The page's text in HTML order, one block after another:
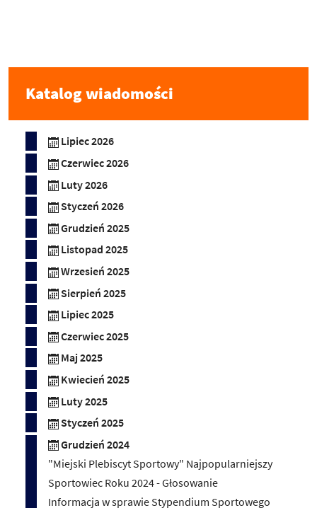
Katalog wiadomości
Lipiec 2026
Czerwiec 2026
Luty 2026
Styczeń 2026
Grudzień 2025
Listopad 2025
Wrzesień 2025
Sierpień 2025
Lipiec 2025
Czerwiec 2025
Maj 2025
Kwiecień 2025
Luty 2025
Styczeń 2025
Grudzień 2024
"Miejski Plebiscyt Sportowy" Najpopularniejszy
Sportowiec Roku 2024 - Głosowanie
Informacja w sprawie Stypendium Sportowego